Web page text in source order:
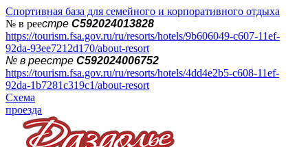
Спортивная база для семейного и корпоративного отдыха
№ в реестре С592024013828
https://tourism.fsa.gov.ru/ru/resorts/hotels/9b606049-c607-11ef-
92da-93ee7212d170/about-resort
№ в реестре С592024006752
https://tourism.fsa.gov.ru/ru/resorts/hotels/4dd4e2b5-c608-11ef-
92da-1b7281c319c1/about-resort
Схема
проезда